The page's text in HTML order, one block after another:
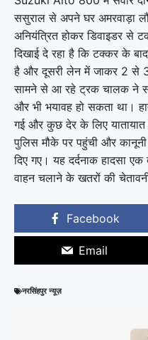
ससुराल से अपने घर अमरवाड़ा
अनियंत्रित होकर डिवाइडर से
दिखाई दे रहा है कि टक्कर के
है और दूसरी लेन में जाकर 2 से 3
सामने से आ रहे ट्रक चालक ने
और भी भयावह हो सकता था।
गई और कुछ देर के लिए यातायात
पुलिस मौके पर पहुंची और कानूनी
दिए गए। यह दर्दनाक हादसा
वाहन चलाने के खतरों की
Facebook
Email
नरसिंहपुर न्यूज़